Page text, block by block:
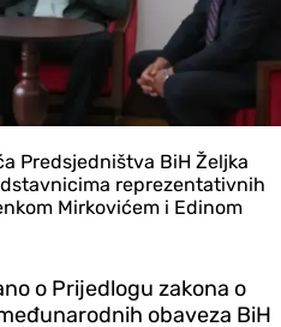
Predsjedništva BiH Željka
reprezentativnih
Mirkovićem i Edinom
o Prijedlogu zakona o
obaveza BiH